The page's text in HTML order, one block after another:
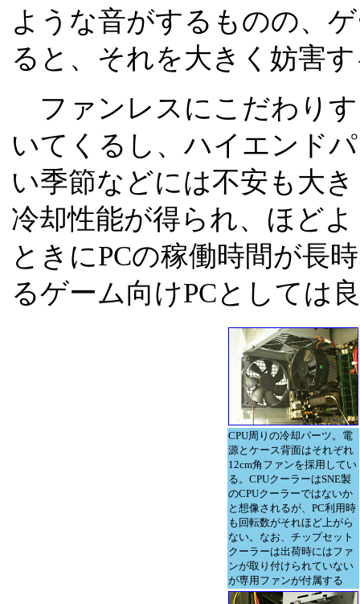
ような音がするものの、
ると、それを大きく妨害
ファンレスにこだわり
いてくるし、ハイエンド
い季節などには不安も大
冷却性能が得られ、ほど
ときにPCの稼働時間が長
るゲーム向けPCとしては
CPU周りの冷却パーツ。電
源とケース背面はそれぞれ
12cm角ファンを採用してい
る。CPUクーラーはSNE製
のCPUクーラーではないか
と想像されるが、PC利用時
も回転数がそれほど上がら
ない。なお、チップセット
クーラーは出荷時にはファ
ンが取り付けられていない
が専用ファンが付属する